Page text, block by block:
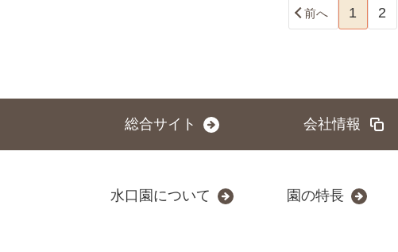
前へ 1 2
総合サイト 会社情報
水口園について 園の特長